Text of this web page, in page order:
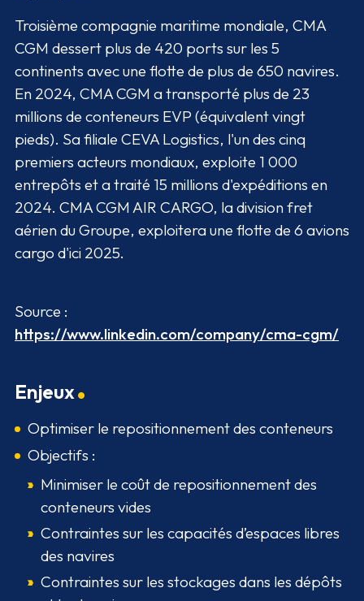
Troisième compagnie maritime mondiale, CMA
CGM dessert plus de 420 ports sur les 5
continents avec une flotte de plus de 650 navires.
En 2024, CMA CGM a transporté plus de 23
millions de conteneurs EVP (équivalent vingt
pieds). Sa filiale CEVA Logistics, l'un des cinq
premiers acteurs mondiaux, exploite 1 000
entrepôts et a traité 15 millions d'expéditions en
2024. CMA CGM AIR CARGO, la division fret
aérien du Groupe, exploitera une flotte de 6 avions
cargo d'ici 2025.
Source :
https://www.linkedin.com/company/cma-cgm/
Enjeux
Optimiser le repositionnement des conteneurs
Objectifs :
Minimiser le coût de repositionnement des
conteneurs vides
Contraintes sur les capacités d’espaces libres
des navires
Contraintes sur les stockages dans les dépôts